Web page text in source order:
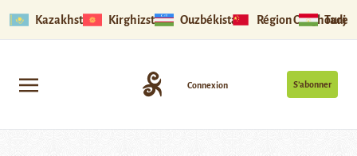
Kazakhstan Kirghizstan Ouzbékistan Région Ouïghoure
S’abonner
Connexion